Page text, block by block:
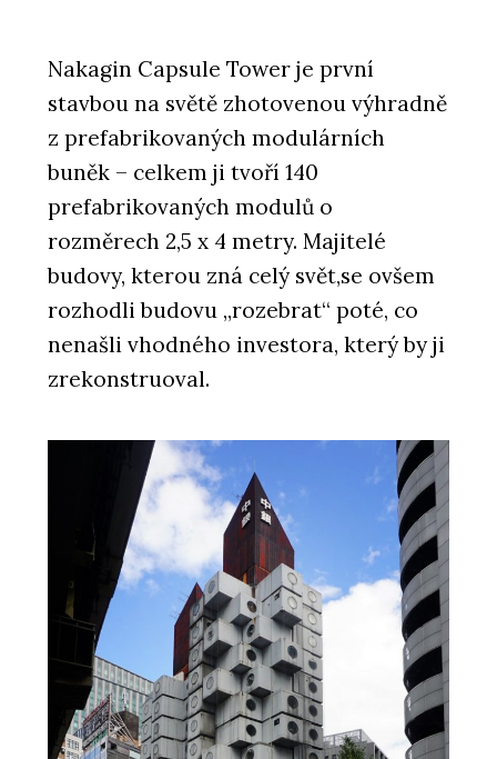
Nakagin Capsule Tower je první
stavbou na světě zhotovenou výhradně
z prefabrikovaných modulárních
buněk – celkem ji tvoří 140
prefabrikovaných modulů o
rozměrech 2,5 x 4 metry. Majitelé
budovy, kterou zná celý svět,se ovšem
rozhodli budovu „rozebrat“ poté, co
nenašli vhodného investora, který by ji
zrekonstruoval.